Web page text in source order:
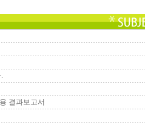
결과보고서